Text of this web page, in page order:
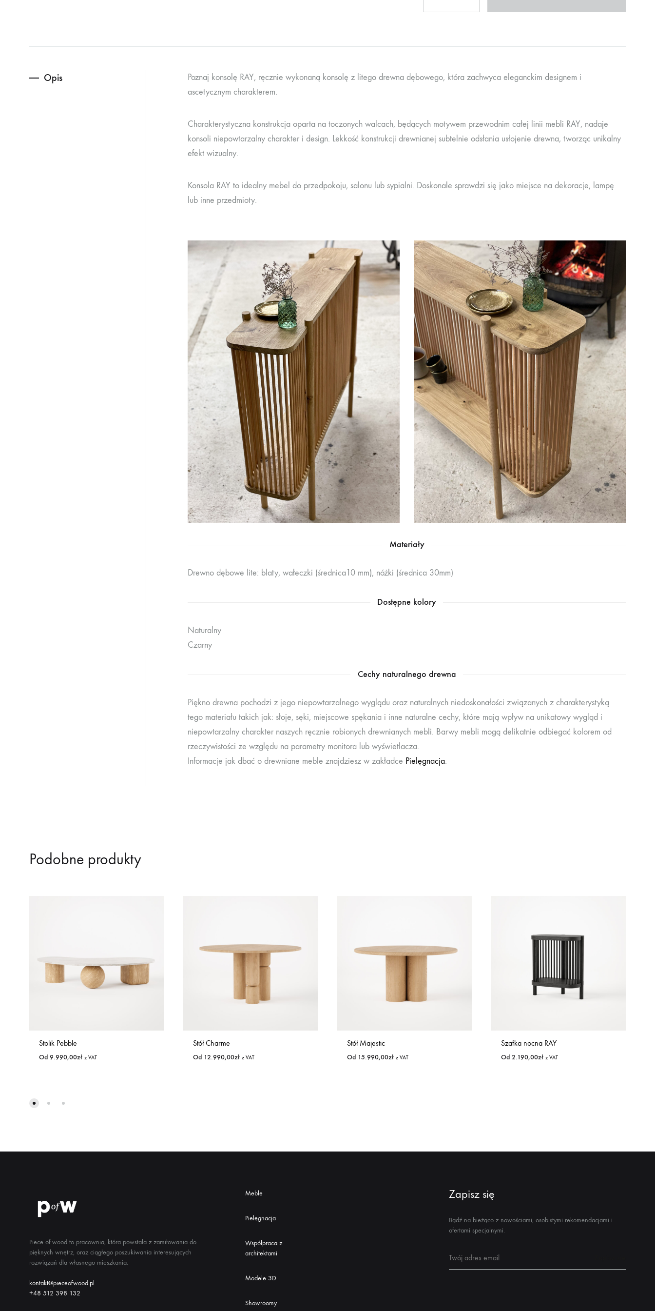
Opis
Poznaj konsolę RAY, ręcznie wykonaną konsolę z litego drewna dębowego, która zachwyca eleganckim designem i
ascetycznym charakterem.
Charakterystyczna konstrukcja oparta na toczonych walcach, będących motywem przewodnim całej linii mebli RAY, nadaje
konsoli niepowtarzalny charakter i design. Lekkość konstrukcji drewnianej subtelnie odsłania usłojenie drewna, tworząc unikalny
efekt wizualny.
Konsola RAY to idealny mebel do przedpokoju, salonu lub sypialni. Doskonale sprawdzi się jako miejsce na dekoracje, lampę
lub inne przedmioty.
Materiały
Drewno dębowe lite: blaty, wałeczki (średnica10 mm), nóżki (średnica 30mm)
Dostępne kolory
Naturalny
Czarny
Cechy naturalnego drewna
Piękno drewna pochodzi z jego niepowtarzalnego wyglądu oraz naturalnych niedoskonałości związanych z charakterystyką
tego materiału takich jak: słoje, sęki, miejscowe spękania i inne naturalne cechy, które mają wpływ na unikatowy wygląd i
niepowtarzalny charakter naszych ręcznie robionych drewnianych mebli. Barwy mebli mogą delikatnie odbiegać kolorem od
rzeczywistości ze względu na parametry monitora lub wyświetlacza.
Informacje jak dbać o drewniane meble znajdziesz w zakładce Pielęgnacja.
Podobne produkty
Stolik Pebble
Od 9.990,00zł z VAT
Stół Charme
Od 12.990,00zł z VAT
Stół Majestic
Od 15.990,00zł z VAT
Szafka nocna RAY
Od 2.190,00zł z VAT
Piece of wood to pracownia, która powstała z zamiłowania do
pięknych wnętrz, oraz ciągłego poszukiwania interesujących
rozwiązań dla własnego mieszkania.
kontakt@pieceofwood.pl
+48 512 398 132
Meble
Pielęgnacja
Współpraca z
architektami
Modele 3D
Showroomy
Zapisz się
Bądź na bieżąco z nowościami, osobistymi rekomendacjami i
ofertami specjalnymi.